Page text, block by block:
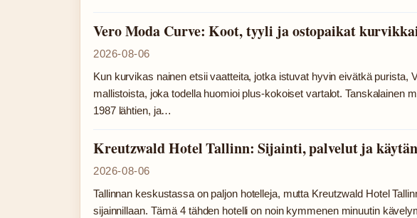
Vero Moda Curve: Koot, tyyli ja ostopaikat
2026-08-06
Kun kurvikas nainen etsii vaatteita, jotka istuvat hyvin eivätkä purista,
mallistoista, joka todella huomioi plus-kokoiset vartalot. Tanskalainen
1987 lähtien, ja…
Kreutzwald Hotel Tallinn: Sijainti, palvelut ja
2026-08-06
Tallinnan keskustassa on paljon hotelleja, mutta Kreutzwald Hotel
sijainnillaan. Tämä 4 tähden hotelli on noin kymmenen minuutin